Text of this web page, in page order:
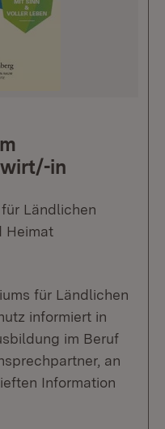
in
Ländlichen
Heimat
für Ländlichen
informiert in
im Beruf
an
Information